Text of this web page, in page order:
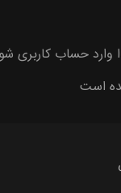
وارد حساب کاربری
است